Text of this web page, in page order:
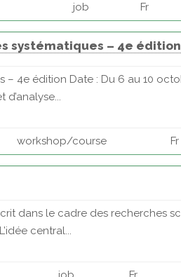
job Fr
systématiques – 4e édition
4e édition Date : Du 6 au 10
workshop/course Fr
dans le cadre des recherches
central...